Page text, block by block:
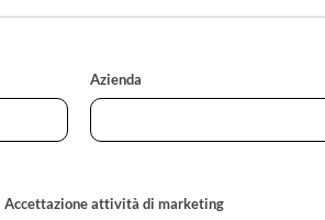
Azienda
Accettazione attività di marketing